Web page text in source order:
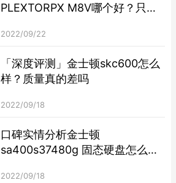
PLEXTORPX M8V哪个好？只选
2022/09/22
「深度评测」金士顿skc600怎么
样？质量真的差吗
2022/09/18
口碑实情分析金士顿
sa400s37480g 固态硬盘怎么
2022/09/18